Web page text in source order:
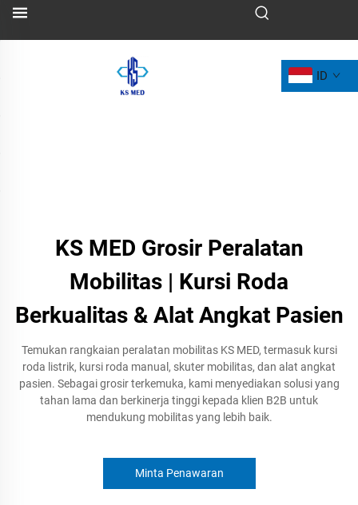
ID
KS MED Grosir Peralatan
Mobilitas | Kursi Roda
Berkualitas & Alat Angkat Pasien
Temukan rangkaian peralatan mobilitas KS MED, termasuk kursi
roda listrik, kursi roda manual, skuter mobilitas, dan alat angkat
pasien. Sebagai grosir terkemuka, kami menyediakan solusi yang
tahan lama dan berkinerja tinggi kepada klien B2B untuk
mendukung mobilitas yang lebih baik.
Minta Penawaran